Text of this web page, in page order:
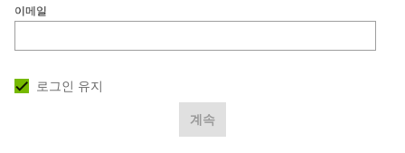
이메일
로그인 유지
계속